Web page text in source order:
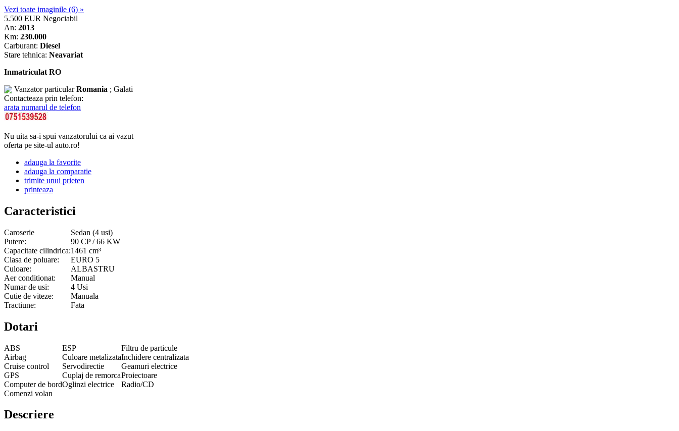
Vezi toate imaginile (6) »
5.500 EUR Negociabil
An: 2013
Km: 230.000
Carburant: Diesel
Stare tehnica: Neavariat
Inmatriculat RO
Vanzator particularRomania ; Galati
Contacteaza prin telefon:
arata numarul de telefon
Nu uita sa-i spui vanzatorului ca ai vazut
oferta pe site-ul auto.ro!
adauga la favorite
adauga la comparatie
trimite unui prieten
printeaza
Caracteristici
Caroserie
Sedan (4 usi)
Putere:
90 CP / 66 KW
Capacitate cilindrica:1461 cm³
Clasa de poluare:
EURO 5
Culoare:
ALBASTRU
Aer conditionat:
Manual
Numar de usi:
4 Usi
Cutie de viteze:
Manuala
Tractiune:
Fata
Dotari
ABS ESP
Filtru de particule
Airbag
Culoare metalizataInchidere centralizata
Cruise control
Servodirectie
Geamuri electrice
GPS
Cuplaj de remorcaProiectoare
Computer de bordOglinzi electrice
Radio/CD
Comenzi volan
Descriere